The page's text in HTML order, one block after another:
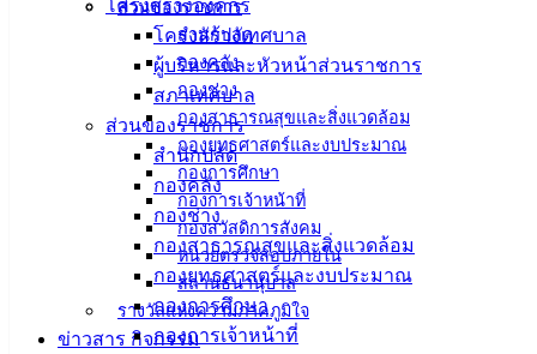
ส่วนของราชการ
สำนักปลัด
กองคลัง
กองช่าง
กองสาธารณสุขและสิ่งแวดล้อม
กองยุทธศาสตร์และงบประมาณ
กองการศึกษา
กองการเจ้าหน้าที่
กองสวัสดิการสังคม
หน่วยตรวจสอบภายใน
สถานธนานุบาล
รางวัลแห่งความภาคภูมิใจ
ข่าวสาร กิจกรรม
โครงสร้างองค์กร
โครงสร้างเทศบาล
ผู้บริหารและหัวหน้าส่วนราชการ
สภาเทศบาล
ส่วนของราชการ
สำนักปลัด
กองคลัง
กองช่าง
กองสาธารณสุขและสิ่งแวดล้อม
กองยุทธศาสตร์และงบประมาณ
กองการศึกษา
กองการเจ้าหน้าที่